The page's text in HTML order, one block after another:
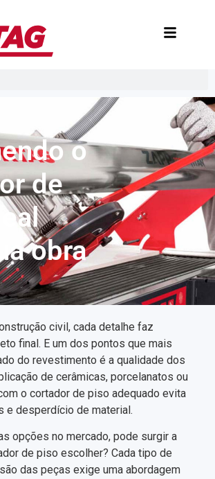
o
de
obra
civil, cada detalhe faz
final. E um dos pontos que mais
do revestimento é a qualidade dos
de cerâmicas, porcelanatos ou
o cortador de piso adequado evita
e desperdício de material.
opções no mercado, pode surgir a
de piso escolher? Cada tipo de
das peças exige uma abordagem